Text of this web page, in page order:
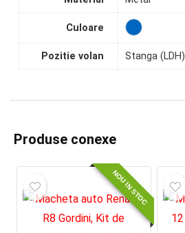
Culoare
Pozitie volan Stanga (LDH)
Produse conexe
NOU IN STOC